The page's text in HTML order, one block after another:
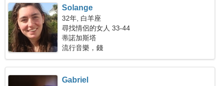
Solange
32年, 白羊座
尋找情侶的女人 33-44
蒂諾加斯塔
流行音樂，錢
Gabriel